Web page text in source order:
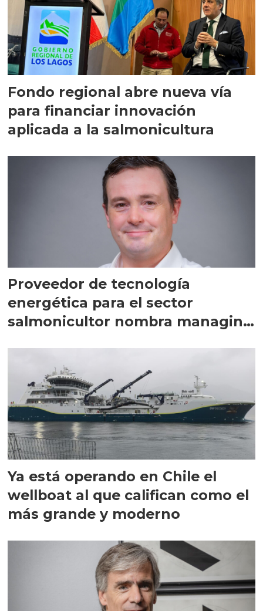
Fondo regional abre nueva vía
para financiar innovación
aplicada a la salmonicultura
Proveedor de tecnología
energética para el sector
salmonicultor nombra managing
Ya está operando en Chile el
wellboat al que califican como el
más grande y moderno